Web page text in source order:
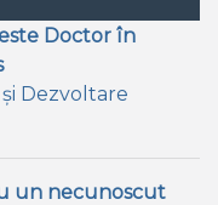
Doctor în
Dezvoltare
un necunoscut